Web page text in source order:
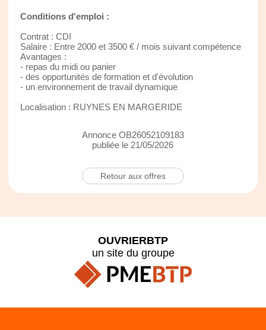
Conditions d'emploi :
Contrat : CDI
Salaire : Entre 2000 et 3500 € / mois suivant compétence
Avantages :
- repas du midi ou panier
- des opportunités de formation et d'évolution
- un environnement de travail dynamique
Localisation : RUYNES EN MARGERIDE
Annonce OB26052109183
publiée le 21/05/2026
Retour aux offres
OUVRIERBTP
un site du groupe